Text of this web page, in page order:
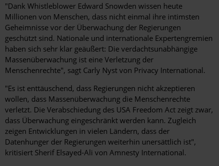
"Dank Whistleblower Edward Snowden wissen heute
Millionen von Menschen, dass nicht einmal ihre intimsten
Geheimnisse vor der Überwachung der Regierungen
geschützt sind. Nationale und internationale Expertengremien
haben sich sehr klar geäußert: Die verdachtsunabhängige
Massenüberwachung ist eine Verletzung der
Menschenrechte", sagt Carly Nyst von Privacy International.
"Es ist enttäuschend, dass Regierungen nicht akzeptieren
wollen, dass Massenüberwachung die Menschenrechte
verletzt. Die Verabschiedung des USA Freedom Act zeigt zwar,
dass Überwachung eingeschränkt werden kann. Zugleich
zeigen Entwicklungen in vielen Ländern, dass der
Datenhunger der Regierungen weiterhin unersättlich ist",
kritisiert Sherif Elsayed-Ali von Amnesty International.